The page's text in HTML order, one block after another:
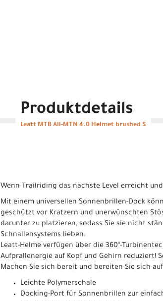
Produktdetails
Leatt MTB All-MTN 4.0 Helmet brushed S
Wenn Trailriding das nächste Level erreicht
Mit einem universellen Sonnenbrillen-Dock
geschützt vor Kratzern und unerwünschten
darunter zu platzieren, sodass Sie sie nicht
Schnallensystems lieben.
Leatt-Helme verfügen über die 360°-
Aufprallenergie auf Kopf und Gehirn reduziert!
Machen Sie sich bereit und bereiten Sie sich
Leichte Polymerschale
Docking-Port für Sonnenbrillen zur